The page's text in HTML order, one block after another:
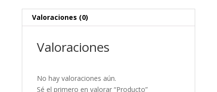
Valoraciones (0)
Valoraciones
No hay valoraciones aún.
Sé el primero en valorar “Producto”